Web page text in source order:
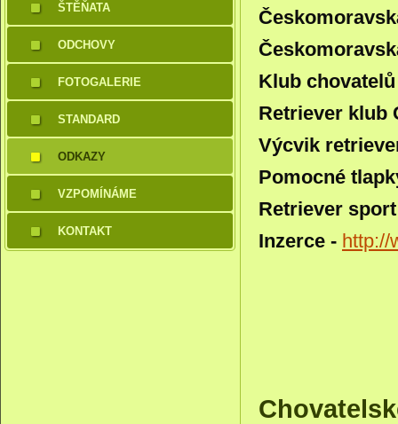
ŠTĚŇATA
ODCHOVY
FOTOGALERIE
STANDARD
ODKAZY
VZPOMÍNÁME
KONTAKT
Klub
Retriever klub
Výcvik
Pomocné
Retriever
Inzerce - http://